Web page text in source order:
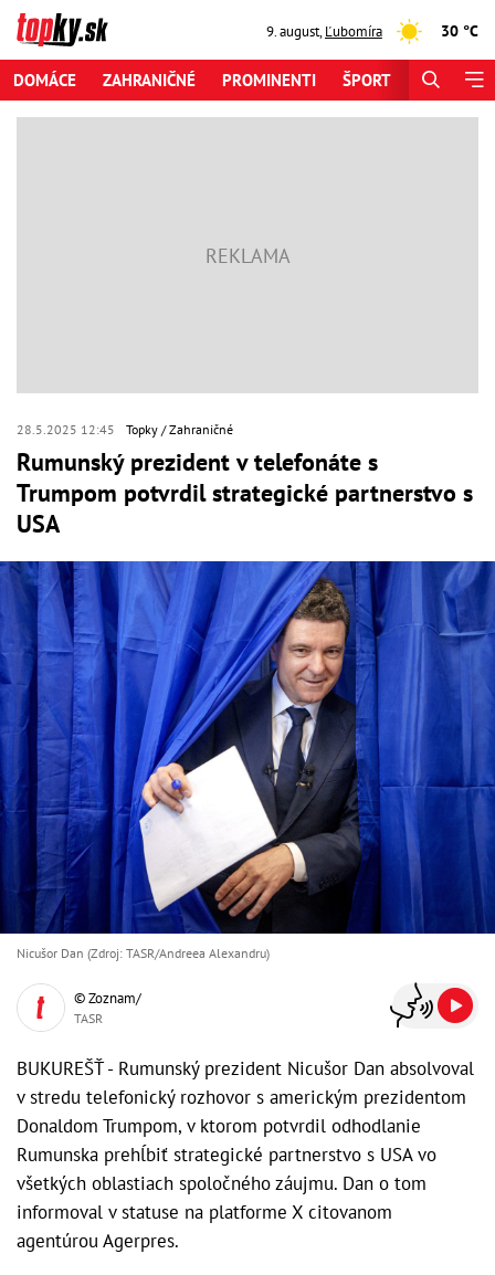
9. august,Ľubomíra 30 °C
DOMÁCE ZAHRANIČNÉ PROMINENTI ŠPORT
28.5.2025 12:45 Topky Zahraničné
Rumunský prezident v telefonáte s
Trumpom potvrdil strategické partnerstvo s
USA
Nicušor Dan (Zdroj: TASR/Andreea Alexandru)
© Zoznam/
TASR
BUKUREŠŤ - Rumunský prezident Nicušor Dan absolvoval
v stredu telefonický rozhovor s americkým prezidentom
Donaldom Trumpom, v ktorom potvrdil odhodlanie
Rumunska prehĺbiť strategické partnerstvo s USA vo
všetkých oblastiach spoločného záujmu. Dan o tom
informoval v statuse na platforme X citovanom
agentúrou Agerpres.